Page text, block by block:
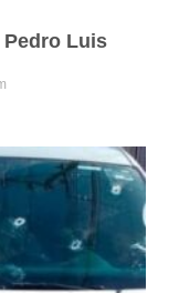
Pedro Luis